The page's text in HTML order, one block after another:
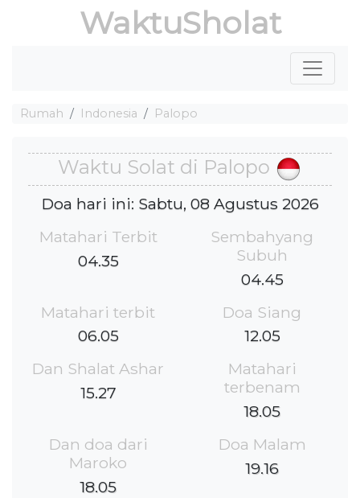
WaktuSholat
Rumah Indonesia Palopo
Waktu Solat di Palopo
Doa hari ini: Sabtu, 08 Agustus 2026
Matahari Terbit
04.35
Sembahyang
Subuh
04.45
Matahari terbit
06.05
Doa Siang
12.05
Dan Shalat Ashar
15.27
Matahari
terbenam
18.05
Dan doa dari
Maroko
18.05
Doa Malam
19.16